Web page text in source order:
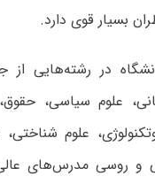
بسیار قوی دارد.
در رشته‌هایی از
علوم سیاسی،
علوم شناختی،
و روسی مدرس‌های